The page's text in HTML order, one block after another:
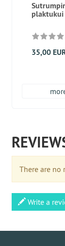
plaktukui
35,00
There are no
Write a